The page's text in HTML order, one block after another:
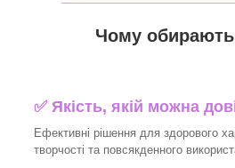
Чому обирають
✅ Якість, якій можна
Ефективні рішення для здорового
творчості та повсякденного